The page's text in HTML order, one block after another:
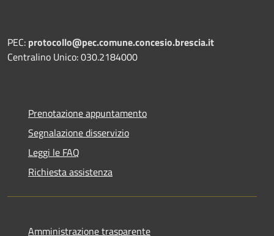
PEC: protocollo@pec.comune.concesio.brescia.it
Centralino Unico: 030.2184000
Prenotazione appuntamento
Segnalazione disservizio
Leggi le FAQ
Richiesta assistenza
Amministrazione trasparente